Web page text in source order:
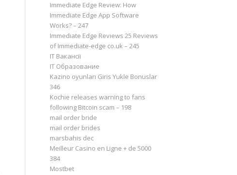
Immediate Edge Review: How
Immediate Edge App Software
Works? – 247
Immediate Edge Reviews 25 Reviews
of Immediate-edge co.uk – 245
IT Вакансії
IT Образование
Kazino oyunları Giris Yukle Bonuslar
346
Kochie releases warning to fans
following Bitcoin scam – 198
mail order bride
mail order brides
marsbahis dec
Meilleur Casino en Ligne + de 5000
384
Mostbet